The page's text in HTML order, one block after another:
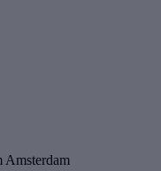
Amsterdam